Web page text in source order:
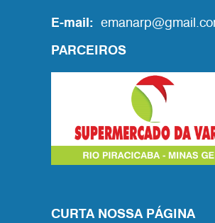
E-mail:
PARCEIROS
CURTA NOSSA PÁGINA